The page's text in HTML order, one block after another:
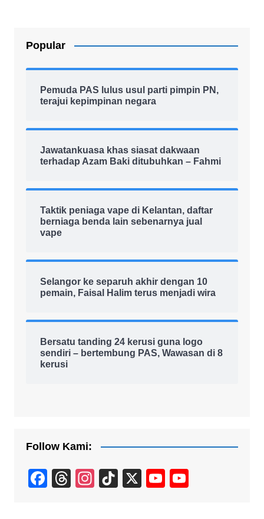
Popular
Pemuda PAS lulus usul parti pimpin PN,
terajui kepimpinan negara
Jawatankuasa khas siasat dakwaan
terhadap Azam Baki ditubuhkan – Fahmi
Taktik peniaga vape di Kelantan, daftar
berniaga benda lain sebenarnya jual
vape
Selangor ke separuh akhir dengan 10
pemain, Faisal Halim terus menjadi wira
Bersatu tanding 24 kerusi guna logo
sendiri – bertembung PAS, Wawasan di 8
kerusi
Follow Kami:
F
T
In
Ti
X
Y